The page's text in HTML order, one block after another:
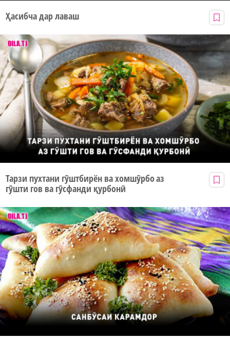
Ҳасибча дар лаваш
Тарзи пухтани гӯштбирён ва хомшӯрбо аз
гӯшти гов ва гӯсфанди қурбонӣ